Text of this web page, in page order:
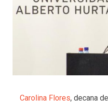
Carolina Flores, decana